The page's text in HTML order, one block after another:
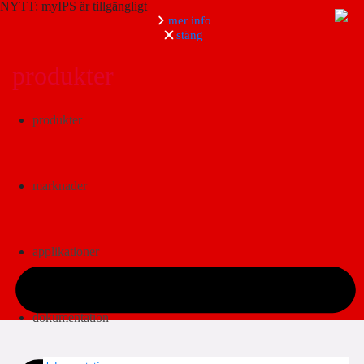
NYTT: myIPS är tillgängligt
mer info
stäng
Sök
produkter
marknader
applikationer
dokumentation
produkter